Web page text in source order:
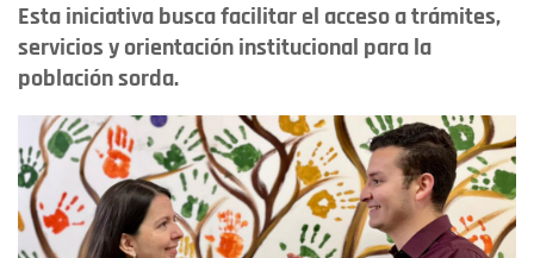
Esta iniciativa busca facilitar el acceso a trámites,
servicios y orientación institucional para la
población sorda.